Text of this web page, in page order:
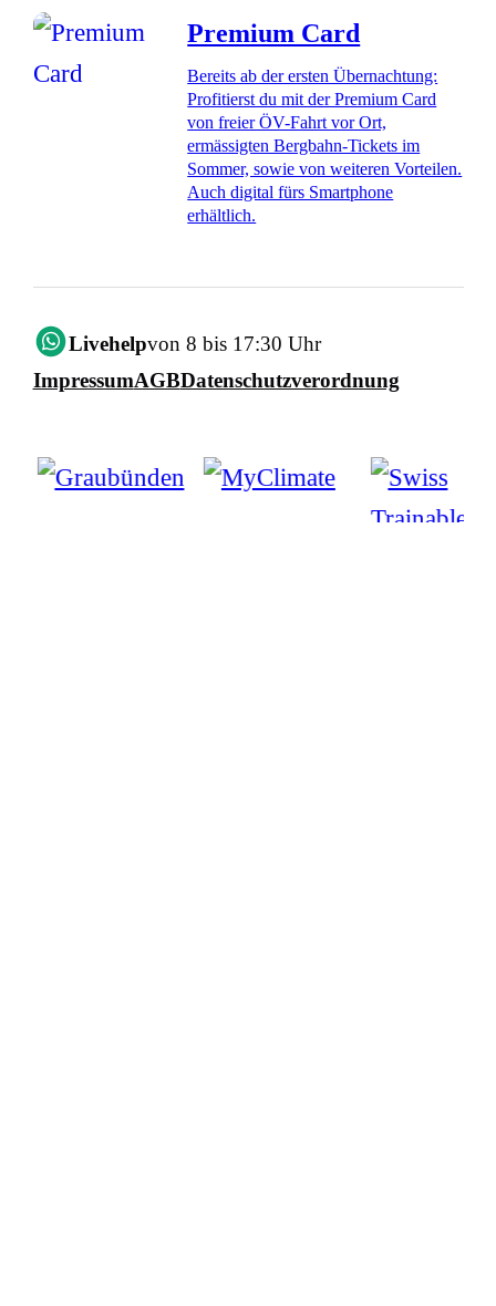
Premium Card
Bereits ab der ersten Übernachtung:
Profitierst du mit der Premium Card
von freier ÖV-Fahrt vor Ort,
ermässigten Bergbahn-Tickets im
Sommer, sowie von weiteren Vorteilen.
Auch digital fürs Smartphone
erhältlich.
Livehelpvon 8 bis 17:30 Uhr
ImpressumAGBDatenschutzverordnung